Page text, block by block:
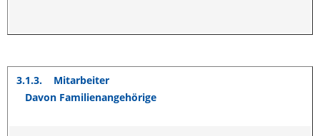
3.1.3. Mitarbeiter
Davon Familienangehörige